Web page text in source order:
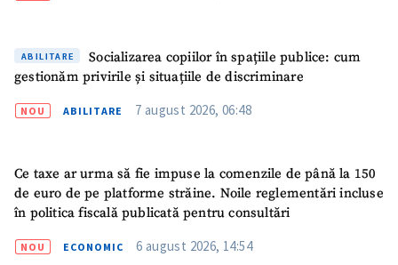
ABILITARE
Socializarea copiilor în spațiile publice: cum
gestionăm privirile și situațiile de discriminare
NOU ABILITARE 7 august 2026, 06:48
Ce taxe ar urma să fie impuse la comenzile de până la 150
de euro de pe platforme străine. Noile reglementări incluse
în politica fiscală publicată pentru consultări
NOU ECONOMIC 6 august 2026, 14:54
Link media
+ Link media
CONTACT SURSĂ
Sursă anonimă